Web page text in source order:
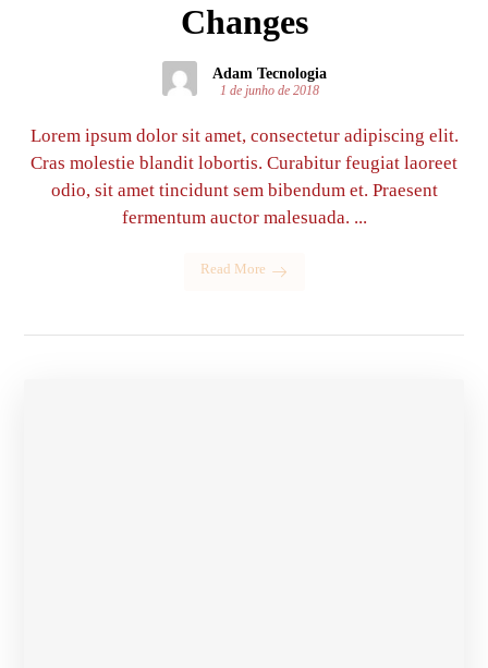
Changes
Adam Tecnologia
1 de junho de 2018
Lorem ipsum dolor sit amet, consectetur adipiscing elit.
Cras molestie blandit lobortis. Curabitur feugiat laoreet
odio, sit amet tincidunt sem bibendum et. Praesent
fermentum auctor malesuada. ...
Read More